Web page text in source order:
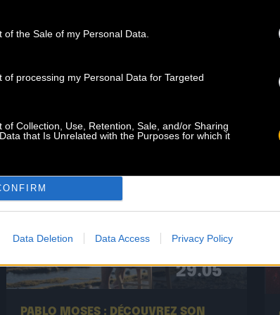
of the Sale of my Personal Data.
of processing my Personal Data for Targeted
of Collection, Use, Retention, Sale, and/or Sharing
that Is Unrelated with the Purposes for which it
Data Deletion Data Access Privacy Policy
bassiste, chanteur et parolier
revisiter […]
Lire la suite
29.05
PABLO MOSES : DÉCOUVREZ SON